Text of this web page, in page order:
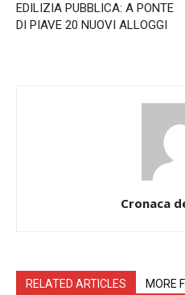
EDILIZIA PUBBLICA: A PONTE
DI PIAVE 20 NUOVI ALLOGGI
Cronaca
RELATED ARTICLES MORE